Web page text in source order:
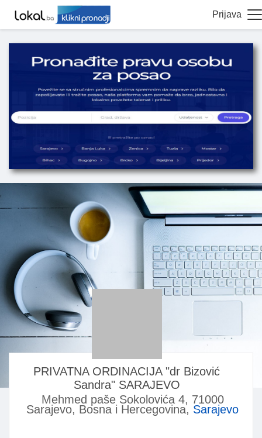
Prijava
PRIVATNA ORDINACIJA "dr Bizović
Sandra" SARAJEVO
Mehmed paše Sokolovića 4, 71000
Sarajevo, Bosna i Hercegovina, Sarajevo